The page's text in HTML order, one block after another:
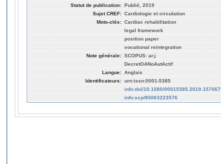
Statut de publication: Publié, 2019
Sujet CREF: Cardiologie et circulation
Mots-clés: Cardiac rehabilitation
legal framework
position paper
vocational reintegration
Note générale: SCOPUS: ar.j
DecretOANoAutActif
Langue: Anglais
Identificateurs: urn:issn:0001-5385
info:doi/10.1080/
info:scp/85063223576